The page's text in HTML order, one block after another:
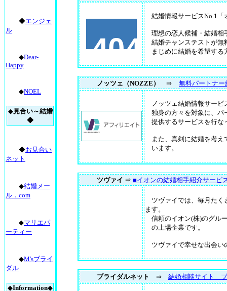
結婚情報サービスNo.1「
理想の恋人候補・結婚相
結婚チャンステストが無
まじめに結婚を希望する
ノッツェ（NOZZE） ⇒ 無料パートナ
ノッツェ結婚情報サービ
独身の方々を対象に、パ
提供するサービスを行な
また、真剣に結婚を考え
います。
ツヴァイ ⇒ ■イオンの結婚相手紹介サービ
ツヴァイでは、毎月たく
ます。
信頼のイオン(株)のグル
の上場企業です。
ツヴァイで幸せな出会い
ブライダルネット ⇒ 結婚相談サイト
◆エンジェ
ル
◆Dear-
Happy
◆NOEL
◆見合い～結婚
◆
◆お見合い
ネット
◆結婚メー
ル．com
◆マリエパ
ーティー
◆M'sブライ
ダル
◆Information◆